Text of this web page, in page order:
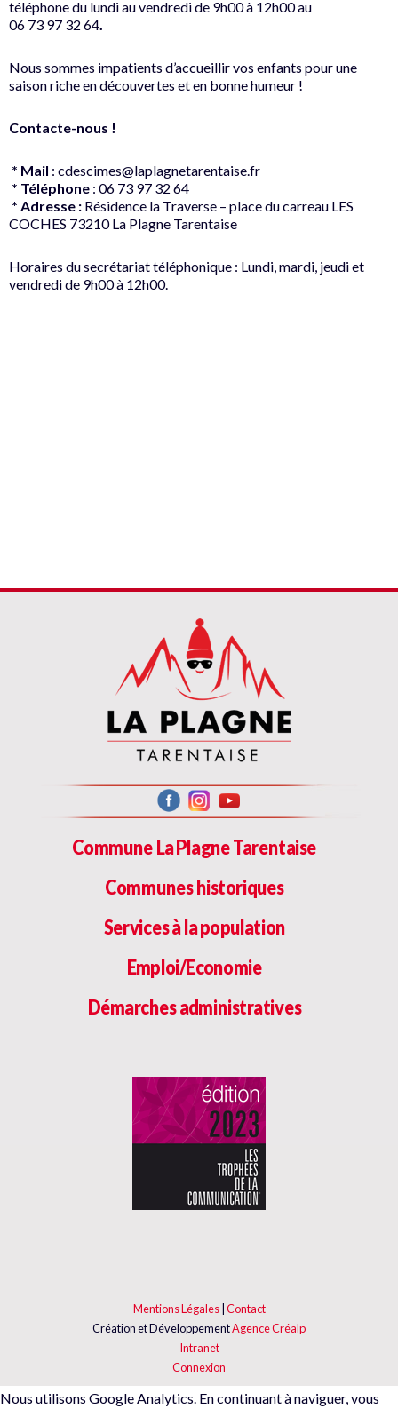
téléphone du lundi au vendredi de 9h00 à 12h00 au
06 73 97 32 64
Nous sommes impatients d’accueillir vos enfants pour une
saison riche en découvertes et en bonne humeur !
Contacte-nous !
* Mail : cdescimes@laplagnetarentaise.fr
* Téléphone : 06 73 97 32 64
* Adresse : Résidence la Traverse – place du carreau LES
COCHES 73210 La Plagne Tarentaise
Horaires du secrétariat téléphonique : Lundi, mardi, jeudi et
vendredi de 9h00 à 12h00.
Commune La Plagne Tarentaise
Communes historiques
Services à la population
Emploi/Economie
Démarches administratives
Mentions Légales| Contact
Création et DéveloppementAgence Créalp
Intranet
Connexion
Nous utilisons Google Analytics. En continuant à naviguer, vous